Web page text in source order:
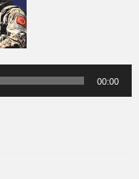
00:00